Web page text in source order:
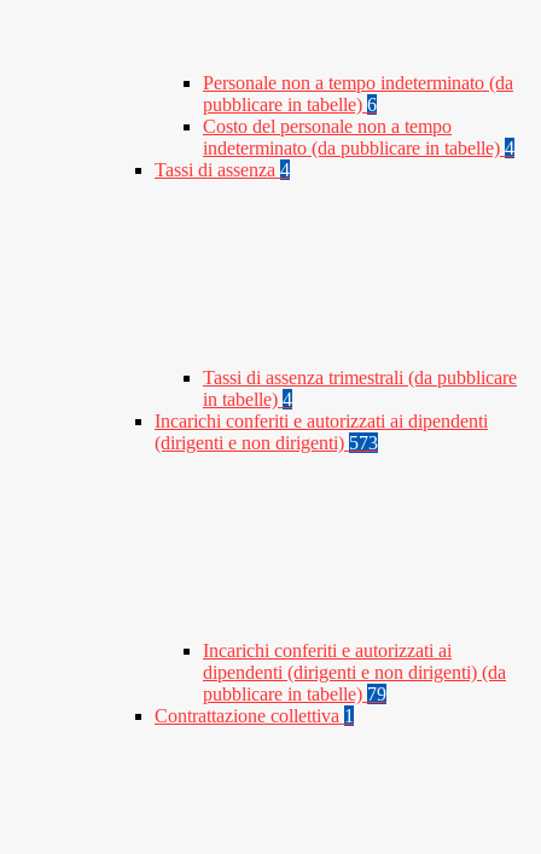
Personale non a tempo indeterminato (da
pubblicare in tabelle) 6
Costo del personale non a tempo
indeterminato (da pubblicare in tabelle) 4
Tassi di assenza 4
Tassi di assenza trimestrali (da pubblicare
in tabelle) 4
Incarichi conferiti e autorizzati ai dipendenti
(dirigenti e non dirigenti) 573
Incarichi conferiti e autorizzati ai
dipendenti (dirigenti e non dirigenti) (da
pubblicare in tabelle) 79
Contrattazione collettiva 1